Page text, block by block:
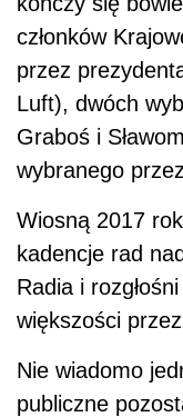
członków
przez
Luft), dwóch
Graboś i
wybranego
Wiosną 2017
kadencje rad
Radia i
większości
Nie wiadomo
publiczne